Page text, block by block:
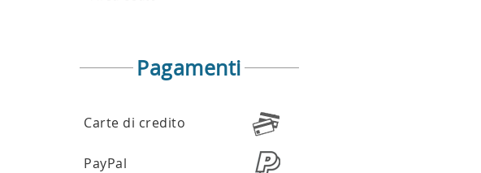
Pagamenti
Carte di credito
PayPal